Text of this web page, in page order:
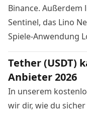
Binance. Außerdem
Sentinel, das Lino
Spiele-Anwendung
Tether (USDT)
Anbieter 2026
In unserem
wir dir, wie du